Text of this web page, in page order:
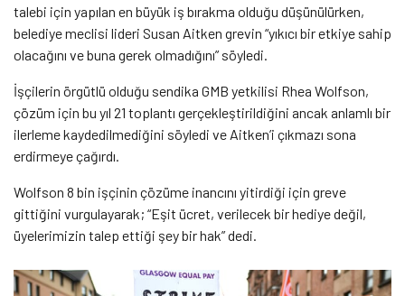
talebi için yapılan en büyük iş bırakma olduğu düşünülürken,
belediye meclisi lideri Susan Aitken grevin “yıkıcı bir etkiye sahip
olacağını ve buna gerek olmadığını” söyledi.
İşçilerin örgütlü olduğu sendika GMB yetkilisi Rhea Wolfson,
çözüm için bu yıl 21 toplantı gerçekleştirildiğini ancak anlamlı bir
ilerleme kaydedilmediğini söyledi ve Aitken’i çıkmazı sona
erdirmeye çağırdı.
Wolfson 8 bin işçinin çözüme inancını yitirdiği için greve
gittiğini vurgulayarak; “Eşit ücret, verilecek bir hediye değil,
üyelerimizin talep ettiği şey bir hak” dedi.